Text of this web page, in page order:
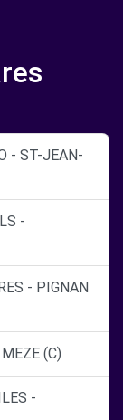
- ST-JEAN-
-
- PIGNAN
(C)
-